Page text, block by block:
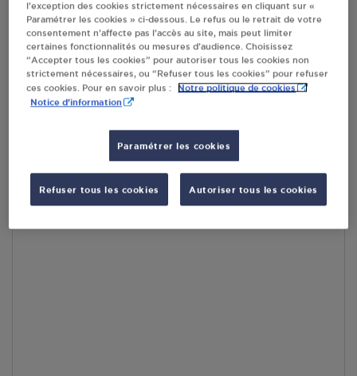
En cliquant sur « S’y rendre », j’autorise le traitement
d’informations (dont mon adresse IP) et leur transfert hors UE
par Google Maps afin d’afficher la carte.
En savoir plus
Accès
l’exception des cookies strictement nécessaires en cliquant sur «
Paramétrer les cookies » ci-dessous. Le refus ou le retrait de votre
consentement n’affecte pas l’accès au site, mais peut limiter
certaines fonctionnalités ou mesures d’audience. Choisissez
“Accepter tous les cookies” pour autoriser tous les cookies non
strictement nécessaires, ou “Refuser tous les cookies” pour refuser
ces cookies. Pour en savoir plus :
Notre politique de cookies
Notice d'information
Paramétrer les cookies
Refuser tous les cookies Autoriser tous les cookies